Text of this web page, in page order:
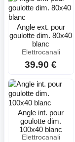
Angle ext. pour
goulotte dim. 80x40
blanc
Elettrocanali
39.90 €
Angle int. pour
goulotte dim.
100x40 blanc
Elettrocanali